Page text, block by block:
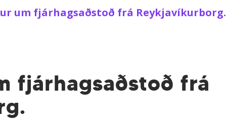
um fjárhagsaðstoð frá Reykjavíkurborg.
fjárhagsaðstoð frá